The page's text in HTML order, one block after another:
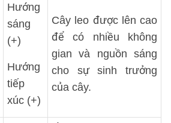
Hướng
sáng
(+)
Hướng
tiếp
xúc (+)
Cây leo được lên cao
để có nhiều không
gian và nguồn sáng
cho sự sinh trưởng
của cây.